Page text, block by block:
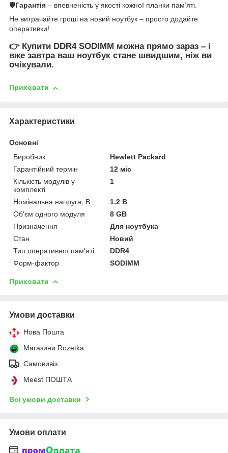
🛡Гарантія – впевненість у якості кожної планки пам’яті.
Не витрачайте гроші на новий ноутбук – просто додайте
оперативки!
👉 Купити DDR4 SODIMM можна прямо зараз – і
вже завтра ваш ноутбук стане швидшим, ніж ви
очікували.
Приховати
Характеристики
Основні
Виробник
Hewlett Packard
Гарантійний термін
12 міс
Кількість модулів у
комплекті
1
Номінальна напруга, В
1.2 В
Об'єм одного модуля
8 GB
Призначення
Для ноутбука
Стан
Новий
Тип оперативної пам'яті
DDR4
Форм-фактор
SODIMM
Приховати
Умови доставки
Нова Пошта
Магазини Rozetka
Самовивіз
Meest ПОШТА
Всі умови доставки
Умови оплати